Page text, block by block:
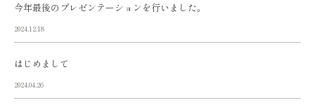
今年最後のプレゼンテーションを行いました。
2024.12.18
はじめまして
2024.04.26